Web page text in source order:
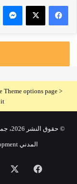
Theme options page >
© حقوق النشر 2026، جميع الحقوق محفوظة |
المدني Hikaya Center for Civil Society Development
فيسبوك